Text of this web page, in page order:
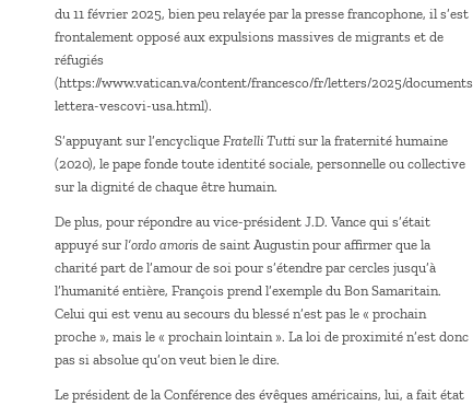
du 11 février 2025, bien peu relayée par la presse francophone, il s’est
frontalement opposé aux expulsions massives de migrants et de
réfugiés
(https://www.vatican.va/content/francesco/fr/letters/2025/documents/
lettera-vescovi-usa.html).
S’appuyant sur l’encyclique Fratelli Tuttisur la fraternité humaine
(2020), le pape fonde toute identité sociale, personnelle ou collective
sur la dignité de chaque être humain.
De plus, pour répondre au vice-président J.D. Vance qui s’était
appuyé sur l’ordo amoris de saint Augustin pour affirmer que la
charité part de l’amour de soi pour s’étendre par cercles jusqu’à
l’humanité entière, François prend l’exemple du Bon Samaritain.
Celui qui est venu au secours du blessé n’est pas le « prochain
proche », mais le « prochain lointain ». La loi de proximité n’est donc
pas si absolue qu’on veut bien le dire.
Le président de la Conférence des évêques américains, lui, a fait état